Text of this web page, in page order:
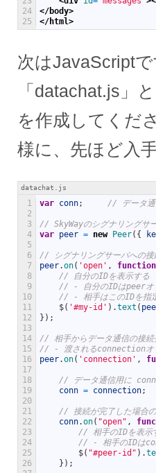
24
25
</body>
</html>
次はJavaScript
「datachat.js」
を作成してくだ
様に、先ほど入
datachat.js
1
2
3
4
5
6
7
8
9
10
11
12
13
14
15
16
17
18
19
20
21
22
23
24
25
26
var conn; // データ通
// SkyWayのシグナリングサ
var peer = new Peer( {
// シグナリングサーバへの接
peer.on( 'open' , function
// 自分のIDを表示する
// - 自分のIDはpeerオ
// - 相手はこのIDを指定
$( '#my-id' ) .text (
} ) ;
// 相手からデータ通信の接続
// - 渡されるconnectionオブ
peer.on( 'connection' ,
// データ通信用に
conn = connection;
// 接続が完了した場合
conn.on( "open" ,
// 相手のIDを表示
// - 相手のIDは
$( "#peer-id" ) .
} ) ;